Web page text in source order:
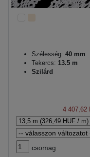
Szélesség: 40 mm
Tekercs: 13.5 m
Szilárd
4 407,62
csomag